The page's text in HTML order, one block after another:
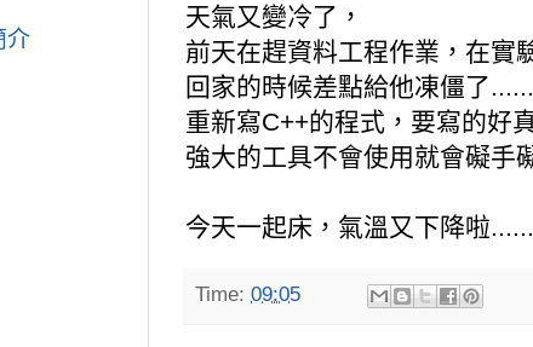
天氣又變冷了，
前天在趕資料工程作業，在實
回家的時候差點給他凍僵了
重新寫C++的程式，要寫的好
強大的工具不會使用就會礙手
今天一起床，氣溫又下降啦
Time: 09:05
介